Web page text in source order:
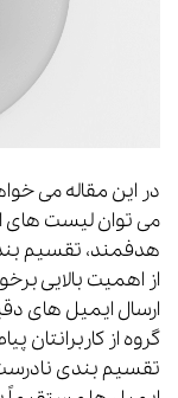
در این مقاله می
می توان لیست های
هدفمند، تقسیم
از اهمیت بالایی
ارسال ایمیل های
گروه از کاربرانتان
تقسیم بندی